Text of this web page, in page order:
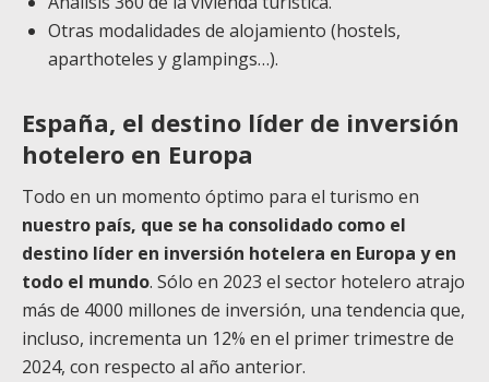
Otras modalidades de alojamiento (hostels,
aparthoteles y glampings…).
España, el destino líder de inversión
hotelero en Europa
Todo en un momento óptimo para el turismo en
nuestro país, que se ha consolidado como el
destino líder en inversión hotelera en Europa y en
todo el mundo. Sólo en 2023 el sector hotelero atrajo
más de 4000 millones de inversión, una tendencia que,
incluso, incrementa un 12% en el primer trimestre de
2024, con respecto al año anterior.